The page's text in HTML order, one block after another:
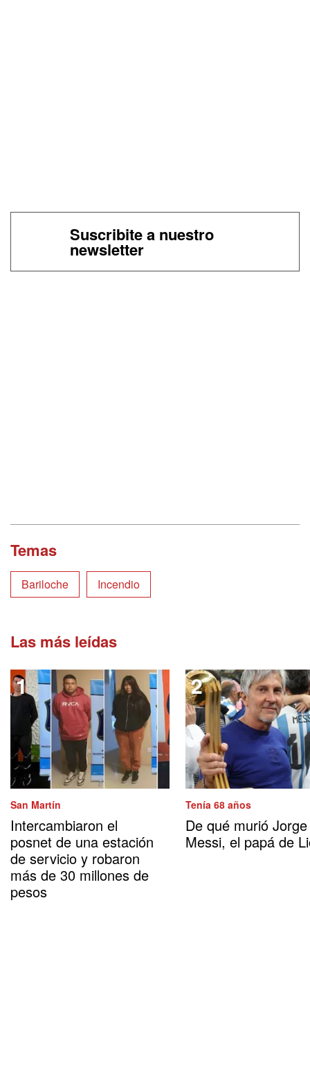
Suscribite a nuestro
newsletter
Temas
Bariloche Incendio
Las más leídas
San Martín
Intercambiaron el
posnet de una estación
de servicio y robaron
más de 30 millones de
pesos
Tenía 68 años
De qué murió Jorge
Messi, el papá de